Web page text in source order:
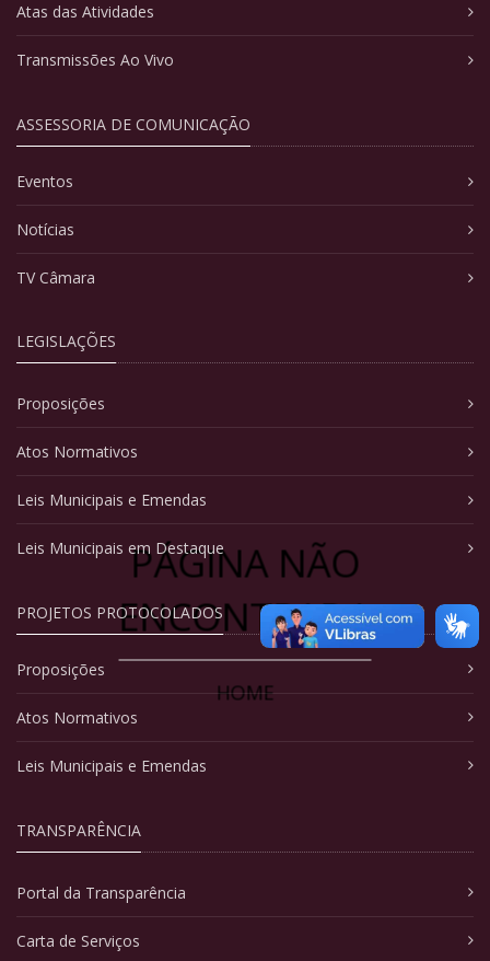
PÁGINA NÃO
ENCONTRADA
HOME
Atas das Atividades
Transmissões Ao Vivo
ASSESSORIA DE COMUNICAÇÃO
Eventos
Notícias
TV Câmara
LEGISLAÇÕES
Proposições
Atos Normativos
Leis Municipais e Emendas
Leis Municipais em Destaque
PROJETOS PROTOCOLADOS
Proposições
Atos Normativos
Leis Municipais e Emendas
TRANSPARÊNCIA
Portal da Transparência
Carta de Serviços